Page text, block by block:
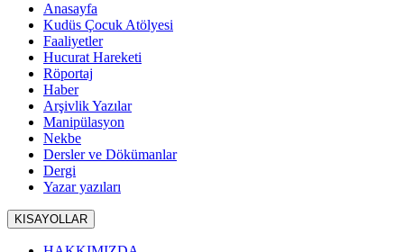
Anasayfa
Kudüs Çocuk Atölyesi
Faaliyetler
Hucurat Hareketi
Röportaj
Haber
Arşivlik Yazılar
Manipülasyon
Nekbe
Dersler ve Dökümanlar
Dergi
Yazar yazıları
KISAYOLLAR